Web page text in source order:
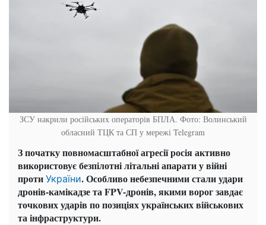
ЗСУ накрили російських операторів БПЛА. Фото: Волинський
обласний ТЦК та СП у мережі Telegram
З початку повномасштабної агресії росія активно
використовує безпілотні літальні апарати у війні
проти України. Особливо небезпечними стали удари
дронів-камікадзе та FPV-дронів, якими ворог завдає
точкових ударів по позиціях українських військових
та інфраструктури.